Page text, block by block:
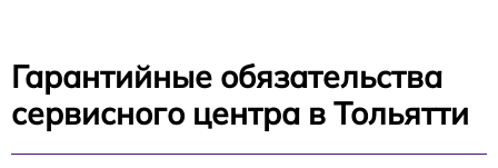
Гарантийные обязательства
сервисного центра в Тольятти